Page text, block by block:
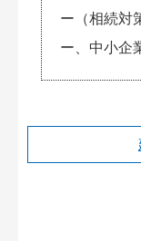
ー（相続対
ー、中小企